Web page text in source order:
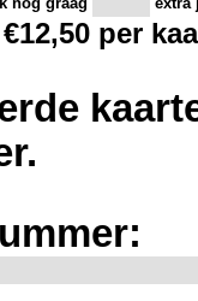
per